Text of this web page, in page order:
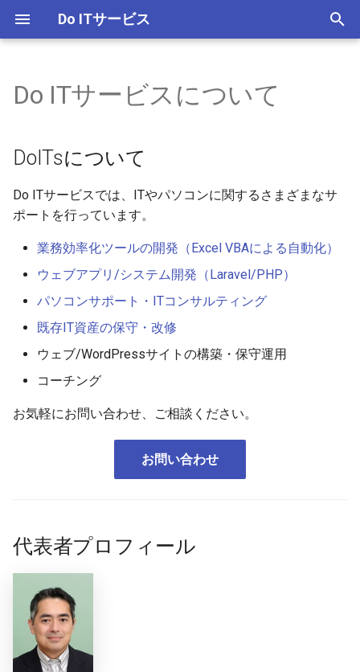
Do ITサービス
期
化
Excel VBA ツール・アプリ開
ウェブアプリ開発
パソコンサポート・ITコンサ
ルティング
既存IT資産の保守・改修
GrepAddin for Excel
かんたん認証
DoITsについて
代表者プロフィール
山田 英次（やまだ えい
じ）
自主開発プロジェクト
Do ITサービスについて
DoITsについて
Do ITサービスでは、ITやパソコンに関するさまざまなサ
ポートを行っています。
業務効率化ツールの開発（Excel VBAによる自動化）
ウェブアプリ/システム開発（Laravel/PHP）
パソコンサポート・ITコンサルティング
既存IT資産の保守・改修
ウェブ/WordPressサイトの構築・保守運用
コーチング
お気軽にお問い合わせ、ご相談ください。
お問い合わせ
代表者プロフィール